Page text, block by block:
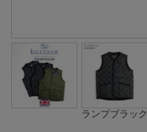
ランプブラック